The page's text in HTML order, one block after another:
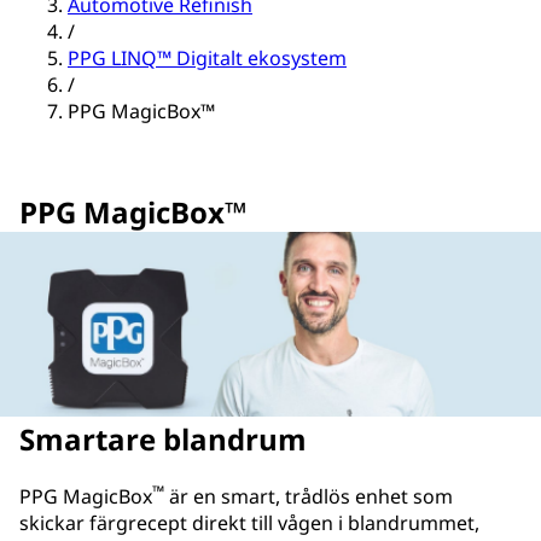
/
PPG LINQ™ Digitalt ekosystem
/
PPG MagicBox™
PPG MagicBox™
Smartare blandrum
PPG MagicBox™ är en smart, trådlös enhet som
skickar färgrecept direkt till vågen i blandrummet,